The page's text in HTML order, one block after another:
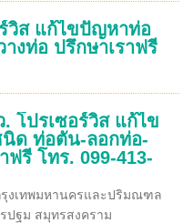
วิส แก้ไขปัญหาท่อ
งท่อ ปรึกษาเราฟรี
โปรเซอร์วิส แก้ไข
ด ท่อตัน-ลอกท่อ-
ฟรี โทร. 099-413-
รุงเทพมหานครและปริมณฑล
ปฐม สมุทรสงคราม